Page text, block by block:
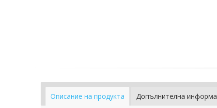
Описание на продукта Допълнителна